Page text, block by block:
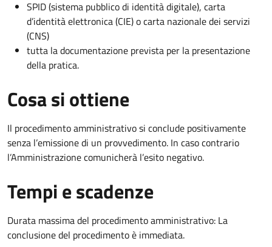
SPID (sistema pubblico di identità digitale), carta
d’identità elettronica (CIE) o carta nazionale dei servizi
(CNS)
tutta la documentazione prevista per la presentazione
della pratica.
Cosa si ottiene
Il procedimento amministrativo si conclude positivamente
senza l’emissione di un provvedimento. In caso contrario
l’Amministrazione comunicherà l’esito negativo.
Tempi e scadenze
Durata massima del procedimento amministrativo: La
conclusione del procedimento è immediata.